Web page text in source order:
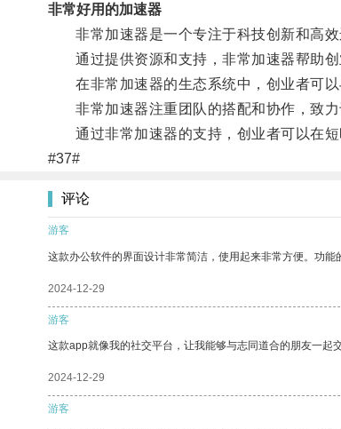
非常好用的加速器
非常加速器是一个专注于科技创新和高效
通过提供资源和支持，非常加速器帮助创
在非常加速器的生态系统中，创业者可以
非常加速器注重团队的搭配和协作，致力
通过非常加速器的支持，创业者可以在短
#37#
评论
游客
这款办公软件的界面设计非常简洁，使用起来非常方便。功能
2024-12-29
游客
这款app就像我的社交平台，让我能够与志同道合的朋友一起交
2024-12-29
游客